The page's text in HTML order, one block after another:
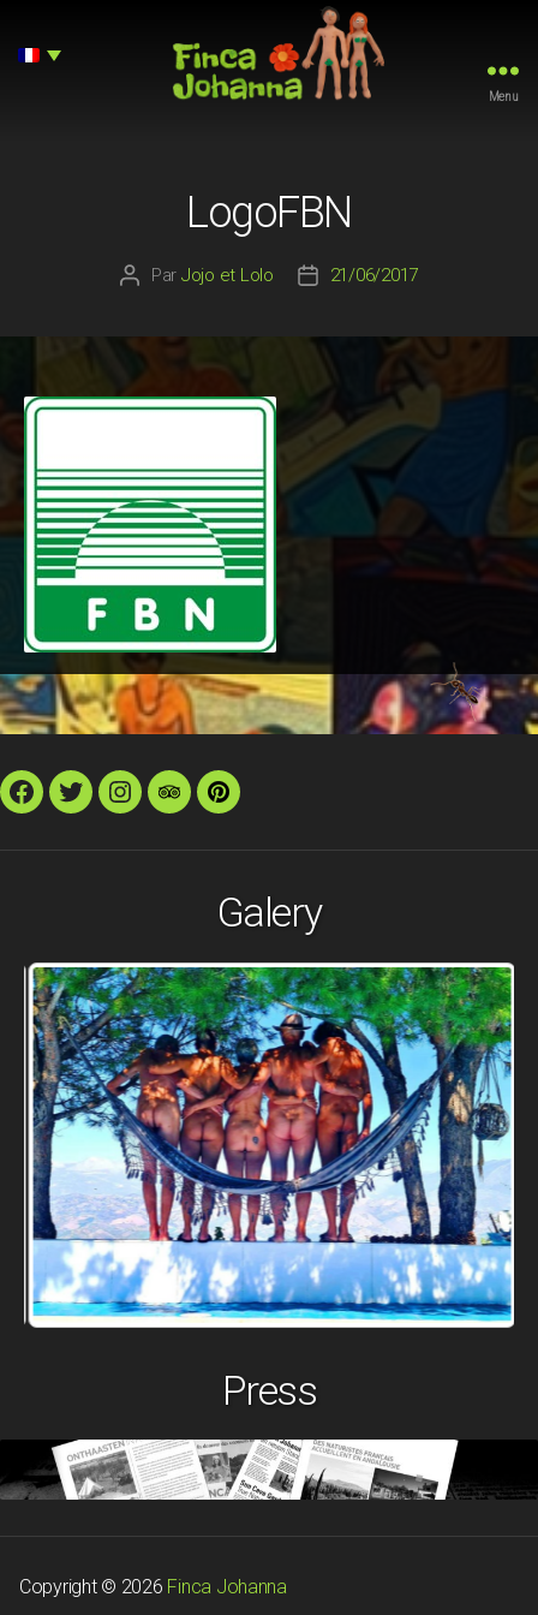
Menu
LogoFBN
Auteur
Par Jojo et Lolo
Date21/06/2017
Facebook
TwitterInstagramTripAdvisor
Pinterest
Galery
Press
Copyright © 2026 Finca Johanna